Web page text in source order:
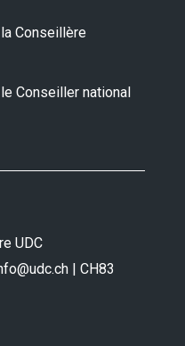
Conseillère
Conseiller national
UDC
| CH83